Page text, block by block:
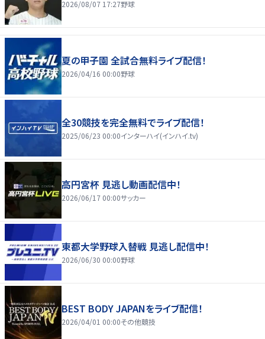
2026/08/07 17:27野球
夏の甲子園 全試合無料ライブ配信！
2026/04/16 00:00野球
全30競技を完全無料でライブ配信！
2025/06/23 00:00インターハイ(インハイ.tv)
高円宮杯 見逃し動画配信中！
2026/06/17 00:00サッカー
東都大学野球入替戦 見逃し配信中！
2026/06/30 00:00野球
BEST BODY JAPANをライブ配信！
2026/04/01 00:00その他競技